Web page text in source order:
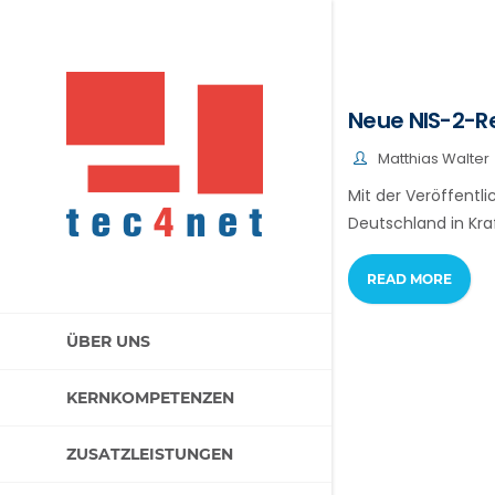
ÜBER UNS
KERNKOMPETENZEN
ZUSATZLEISTUNGEN
Neue NIS-2-
Matthias Walter
Mit der
Deutschland in
READ MORE